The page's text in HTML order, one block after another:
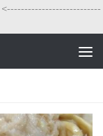
<---------------------------